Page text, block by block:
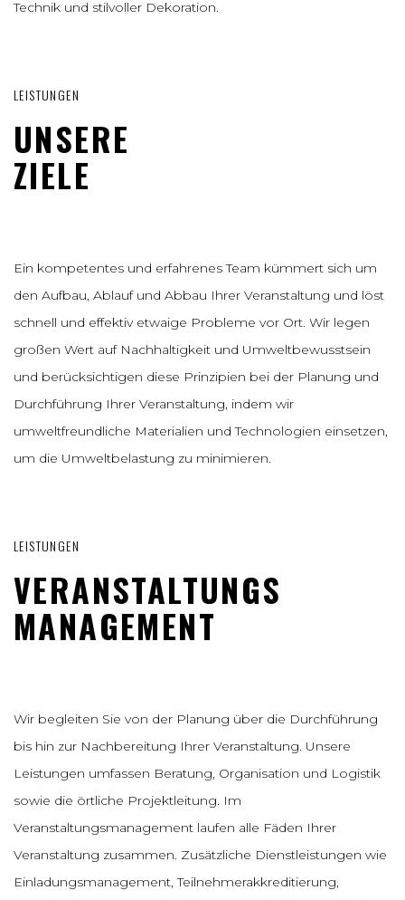
Technik und stilvoller Dekoration.
LEISTUNGEN
UNSERE
ZIELE
Ein kompetentes und erfahrenes Team kümmert sich um
den Aufbau, Ablauf und Abbau Ihrer Veranstaltung und löst
schnell und effektiv etwaige Probleme vor Ort. Wir legen
großen Wert auf Nachhaltigkeit und Umweltbewusstsein
und berücksichtigen diese Prinzipien bei der Planung und
Durchführung Ihrer Veranstaltung, indem wir
umweltfreundliche Materialien und Technologien einsetzen,
um die Umweltbelastung zu minimieren.
LEISTUNGEN
VERANSTALTUNGS
MANAGEMENT
Wir begleiten Sie von der Planung über die Durchführung
bis hin zur Nachbereitung Ihrer Veranstaltung. Unsere
Leistungen umfassen Beratung, Organisation und Logistik
sowie die örtliche Projektleitung. Im
Veranstaltungsmanagement laufen alle Fäden Ihrer
Veranstaltung zusammen. Zusätzliche Dienstleistungen wie
Einladungsmanagement, Teilnehmerakkreditierung,